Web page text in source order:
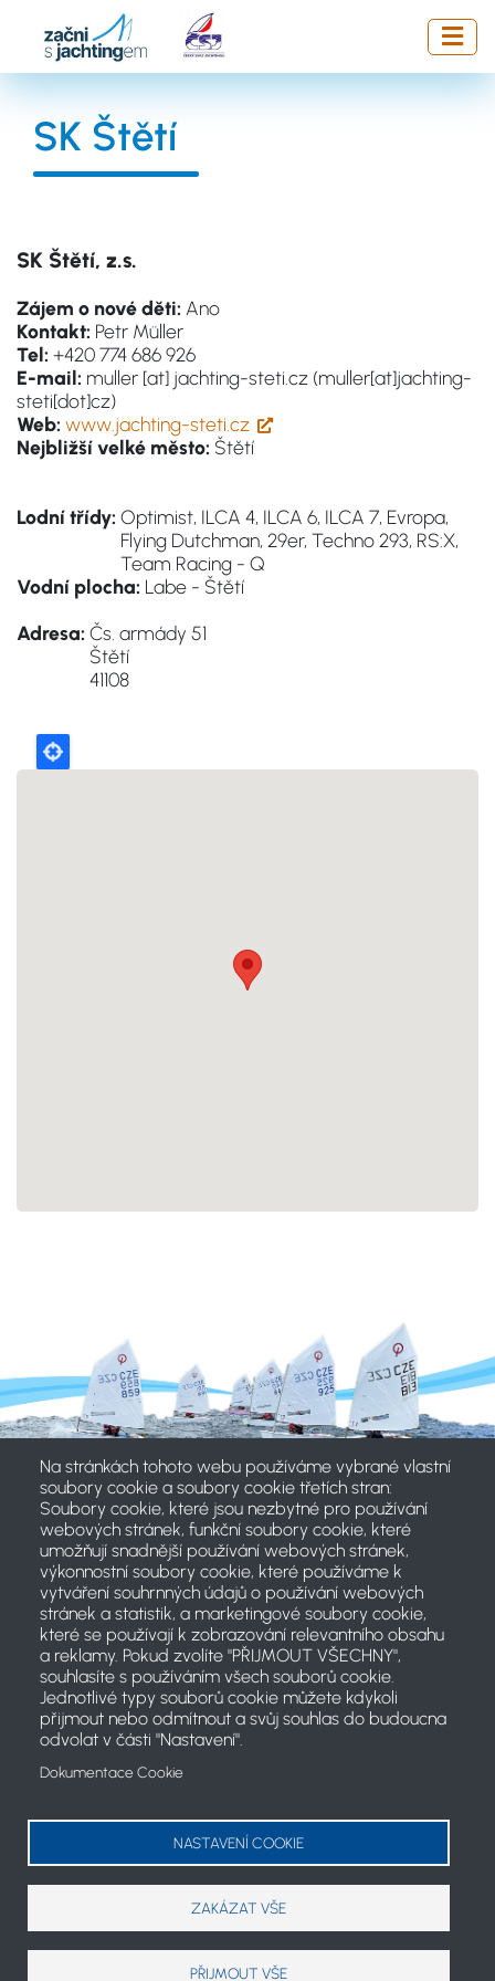
hlavnímu
SK Štětí
SK Štětí, z.s.
Zájem o nové děti: Ano
Kontakt: Petr Müller
Tel: +420 774 686 926
E-mail: muller [at] jachting-steti.cz (muller[at]jachting-
steti[dot]cz)
Web: www.jachting-steti.cz
Nejbližší velké město: Štětí
Lodní třídy: Optimist, ILCA 4, ILCA 6, ILCA 7, Evropa,
Flying Dutchman, 29er, Techno 293, RS:X,
Team Racing - Q
Vodní plocha: Labe - Štětí
Adresa: Čs. armády 51
Štětí
41108
Na stránkách tohoto webu používáme vybrané vlastní
soubory cookie a soubory cookie třetích stran:
Soubory cookie, které jsou nezbytné pro používání
webových stránek, funkční soubory cookie, které
umožňují snadnější používání webových stránek,
výkonnostní soubory cookie, které používáme k
vytváření souhrnných údajů o používání webových
stránek a statistik, a marketingové soubory cookie,
které se používají k zobrazování relevantního obsahu
a reklamy. Pokud zvolíte "PŘIJMOUT VŠECHNY",
souhlasíte s používáním všech souborů cookie.
Jednotlivé typy souborů cookie můžete kdykoli
přijmout nebo odmítnout a svůj souhlas do budoucna
odvolat v části "Nastavení".
Dokumentace Cookie
NASTAVENÍ COOKIE
ZAKÁZAT VŠE
PŘIJMOUT VŠE
Koncept projektu a články: PR komise ČSJ